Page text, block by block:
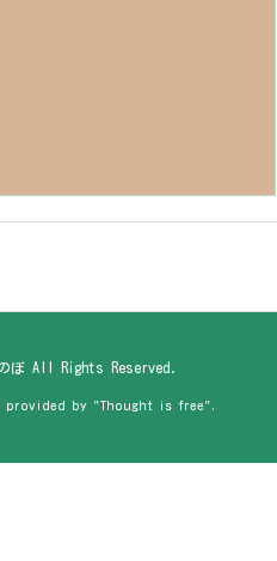
ぼAll Rights Reserved.
provided by "Thought is free".